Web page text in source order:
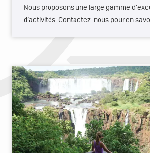
Nous proposons une large gamme
d’activités. Contactez-nous pour en